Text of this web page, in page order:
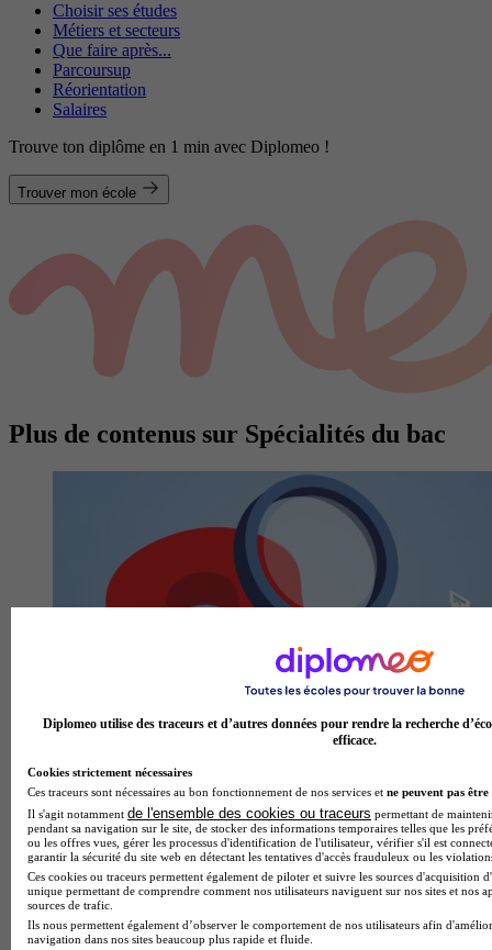
Choisir ses études
Métiers et secteurs
Que faire après...
Parcoursup
Réorientation
Salaires
Trouve ton diplôme en 1 min avec Diplomeo !
Trouver mon école
Plus de contenus sur Spécialités du bac
ton orientation ?
Diplomeo utilise des traceurs et d’autres données pour rendre la recherche
efficace.
Cookies strictement nécessaires
Ces traceurs sont nécessaires au bon fonctionnement de nos services et ne peuvent pas être
Il s'agit notamment de l'ensemble des cookies ou traceurs permettant de
pendant sa navigation sur le site, de stocker des informations temporaires telles que les
ou les offres vues, gérer les processus d'identification de l'utilisateur, vérifier s'il est
garantir la sécurité du site web en détectant les tentatives d'accès frauduleux ou les
Ces cookies ou traceurs permettent également de piloter et suivre les sources d'acquisition
unique permettant de comprendre comment nos utilisateurs naviguent sur nos sites et nos
sources de trafic.
Ils nous permettent également d’observer le comportement de nos utilisateurs afin
navigation dans nos sites beaucoup plus rapide et fluide.